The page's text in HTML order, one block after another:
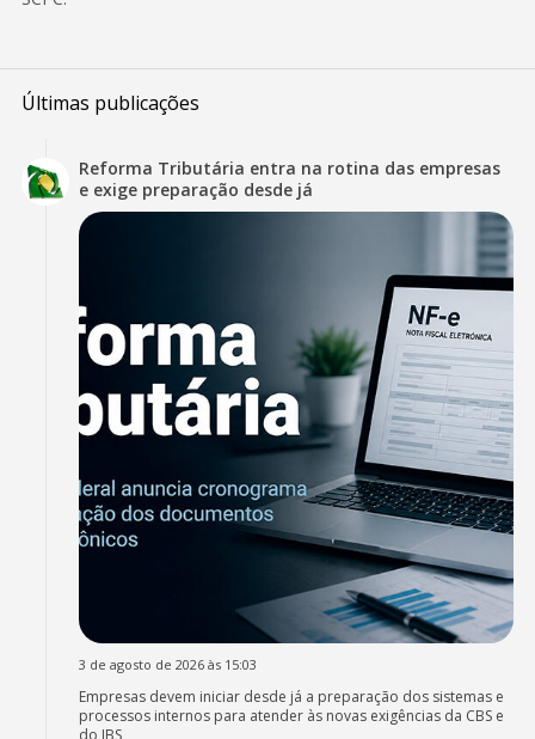
Últimas publicações
Reforma Tributária entra na rotina das empresas
e exige preparação desde já
3 de agosto de 2026 às 15:03
Empresas devem iniciar desde já a preparação dos sistemas e
processos internos para atender às novas exigências da CBS e
do IBS